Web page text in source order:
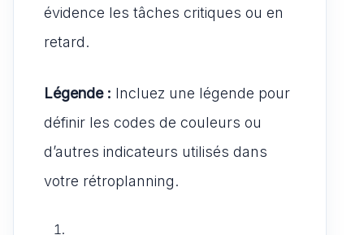
évidence les tâches critiques ou en
retard.
Légende : Incluez une légende pour
définir les codes de couleurs ou
d’autres indicateurs utilisés dans
votre rétroplanning.